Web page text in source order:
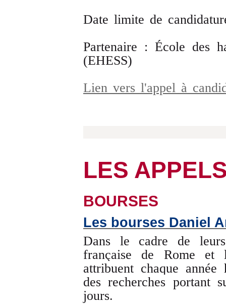
Date limite de
Partenaire : École des
(EHESS)
Lien vers l'appel à
LES
BOURSES
Les bourses Daniel
Dans le cadre de leurs
française de Rome et
attribuent chaque année
des recherches portant
jours.